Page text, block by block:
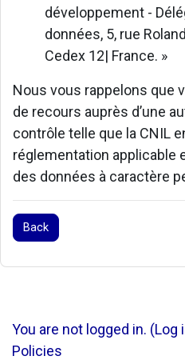
développement -
données, 5, rue
Cedex 12| France. »
Nous vous rappelons que
de recours auprès d’une
contrôle telle que la CNIL
réglementation applicable
des données à caractère
Back
You are not logged in. (Log
Policies